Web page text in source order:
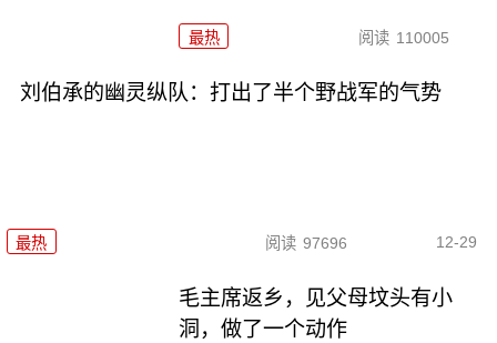
最热 阅读 110005
刘伯承的幽灵纵队：打出了半个野战军的气势
最热 阅读 97696 12-29
毛主席返乡，见父母坟头有小
洞，做了一个动作